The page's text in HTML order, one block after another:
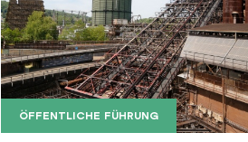
ÖFFENTLICHE FÜHRUNG
Der Erzschrägaufzug der
Copyright: Weltkulturerbe